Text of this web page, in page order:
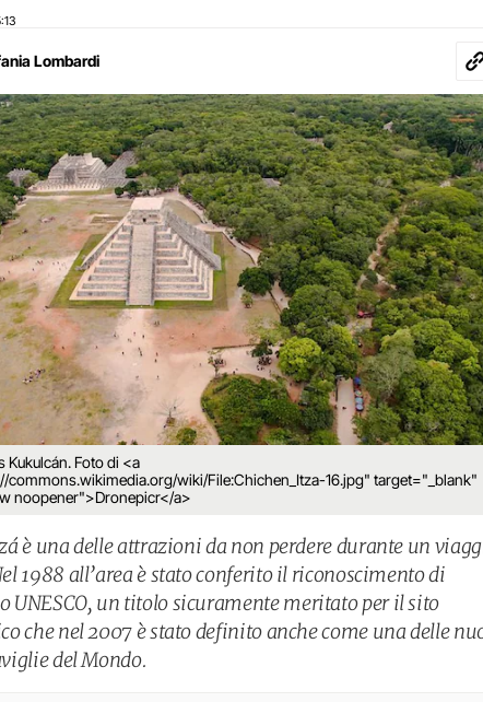
Lombardi
Kukulcán. Foto di <a
commons.wikimedia.org/wiki/File:Chichen_Itza-16.jpg" target="_blank"
noopener">Dronepicr</a>
è una delle attrazioni da non perdere durante un
1988 all’area è stato conferito il riconoscimento di
UNESCO, un titolo sicuramente meritato per il sito
che nel 2007 è stato definito anche come una delle
del Mondo.